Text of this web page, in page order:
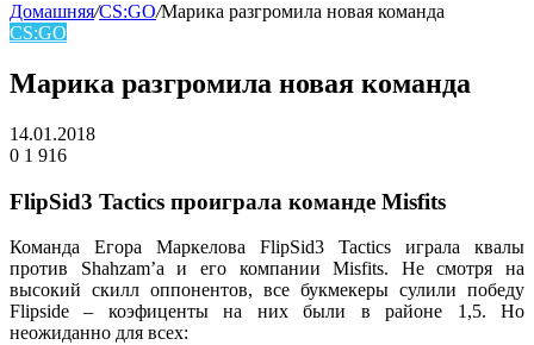
skin
Домашняя/CS:GO/Марика разгромила новая команда
CS:GO
Марика разгромила новая команда
14.01.2018
0 1 916
FlipSid3 Tactics проиграла команде Misfits
Команда Егора Маркелова FlipSid3 Tactics играла квалы
против Shahzam’а и его компании Misfits. Не смотря на
высокий скилл оппонентов, все букмекеры сулили победу
Flipside – коэфиценты на них были в районе 1,5. Но
неожиданно для всех: